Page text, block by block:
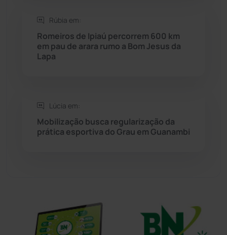
Sítio do Mato
Sudoeste Baiano
Rúbia em:
Romeiros de Ipiaú percorrem 600 km
em pau de arara rumo a Bom Jesus da
Lapa
Lúcia em:
Mobilização busca regularização da
prática esportiva do Grau em Guanambi